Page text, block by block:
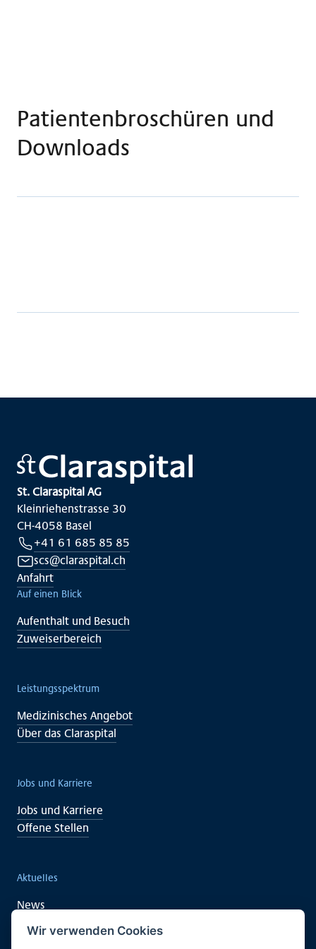
Patientenbroschüren und
Downloads
St. Claraspital AG
Kleinriehenstrasse 30
CH-4058 Basel
+41 61 685 85 85
scs@claraspital.ch
Anfahrt
Auf einen Blick
Aufenthalt und Besuch
Zuweiserbereich
Leistungsspektrum
Medizinisches Angebot
Über das Claraspital
Jobs und Karriere
Jobs und Karriere
Offene Stellen
Aktuelles
News
Veranstaltungen
Wir verwenden Cookies